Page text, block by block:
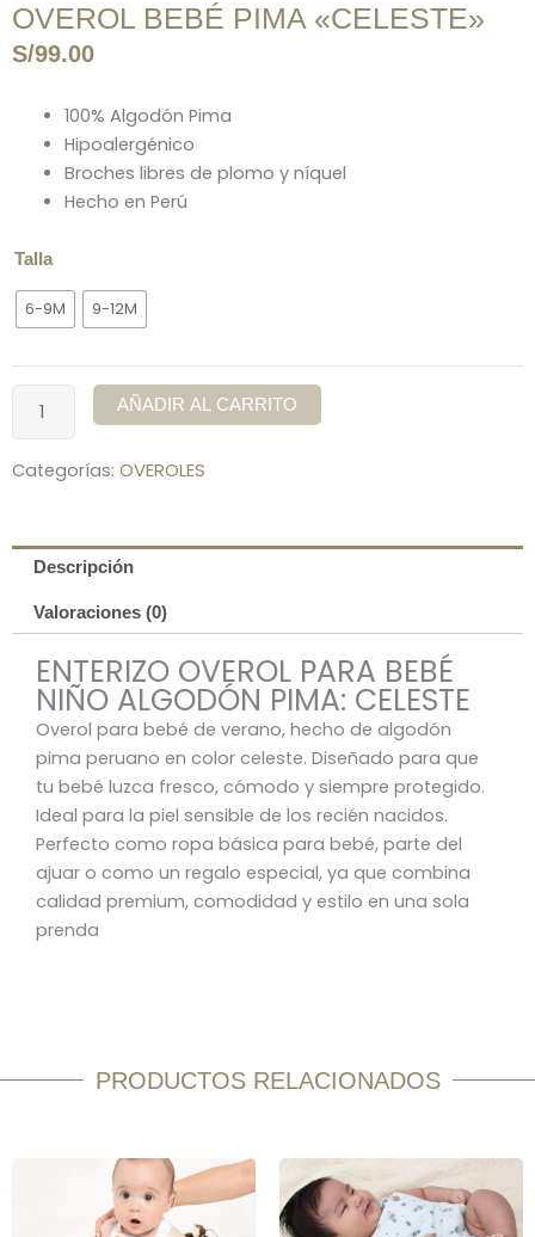
OVEROL BEBÉ PIMA «CELESTE»
S/99.00
100% Algodón Pima
Hipoalergénico
Broches libres de plomo y níquel
Hecho en Perú
Talla
6-9M 9-12M
OVEROL
BEBÉ
PIMA
cantidad
AÑADIR AL CARRITO
Categorías: OVEROLES
Descripción
Valoraciones (0)
ENTERIZO OVEROL PARA BEBÉ
NIÑO ALGODÓN PIMA: CELESTE
Overol para bebé de verano, hecho de algodón
pima peruano en color celeste. Diseñado para que
tu bebé luzca fresco, cómodo y siempre protegido.
Ideal para la piel sensible de los recién nacidos.
Perfecto como ropa básica para bebé, parte del
ajuar o como un regalo especial, ya que combina
calidad premium, comodidad y estilo en una sola
prenda
PRODUCTOS RELACIONADOS